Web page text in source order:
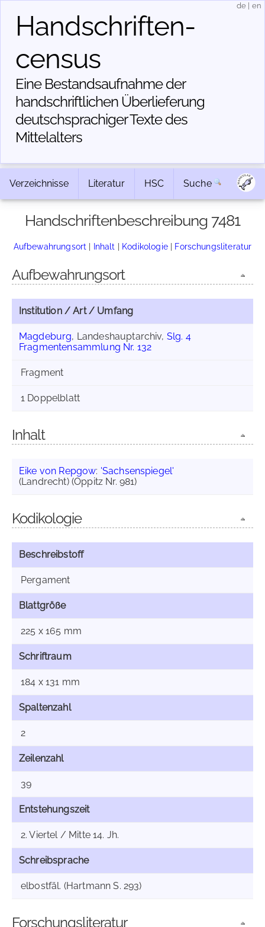
Handschriften­
census
Eine Bestandsaufnahme der
handschriftlichen Über­lieferung
deutschsprachiger Texte des
Mittelalters
de en
Verzeichnisse Literatur HSC Suche
Handschriftenbeschreibung 7481
Aufbewahrungsort | Inhalt | Kodikologie| Forschungsliteratur
Aufbewahrungsort
Institution / Art / Umfang
Magdeburg, Landeshauptarchiv, Slg. 4
Fragmentensammlung Nr. 132
Fragment
1 Doppelblatt
Inhalt
Eike von Repgow: 'Sachsenspiegel'
(Landrecht) (Oppitz Nr. 981)
Kodikologie
Beschreibstoff
Pergament
Blattgröße
225 x 165 mm
Schriftraum
184 x 131 mm
Spaltenzahl
2
Zeilenzahl
39
Entstehungszeit
2. Viertel / Mitte 14. Jh.
Schreibsprache
elbostfäl. (Hartmann S. 293)
Forschungsliteratur